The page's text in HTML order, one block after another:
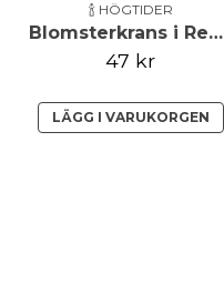
🍾 HÖGTIDER
Blomsterkrans i Regnbågensfärger
47 kr
LÄGG I VARUKORGEN